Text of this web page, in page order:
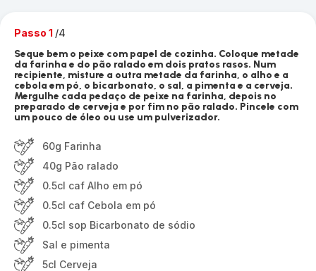
Passo 1 /4
Seque bem o peixe com papel de cozinha. Coloque metade
da farinha e do pão ralado em dois pratos rasos. Num
recipiente, misture a outra metade da farinha, o alho e a
cebola em pó, o bicarbonato, o sal, a pimenta e a cerveja.
Mergulhe cada pedaço de peixe na farinha, depois no
preparado de cerveja e por fim no pão ralado. Pincele com
um pouco de óleo ou use um pulverizador.
60g Farinha
40g Pão ralado
0.5cl caf Alho em pó
0.5cl caf Cebola em pó
0.5cl sop Bicarbonato de sódio
Sal e pimenta
5cl Cerveja